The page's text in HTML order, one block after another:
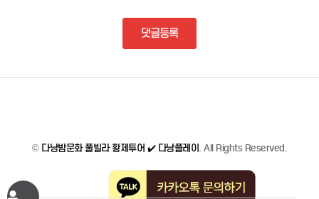
댓글등록
© 다낭밤문화 풀빌라 황제투어 ✔️ 다낭플레이 . All Rights Reserved.